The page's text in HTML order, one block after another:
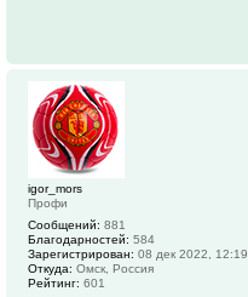
igor_mors
Профи
Сообщений: 881
Благодарностей: 584
Зарегистрирован: 08 дек 2022, 12:19
Откуда: Омск, Россия
Рейтинг: 601